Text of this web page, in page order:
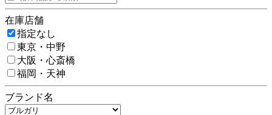
在庫店舗
指定なし
東京・中野
大阪・心斎橋
福岡・天神
ブランド名